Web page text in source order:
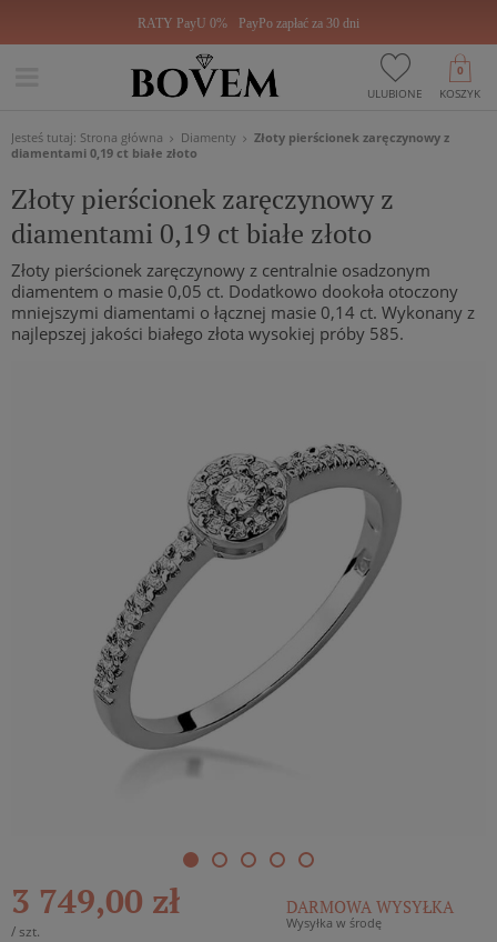
RATY PayU 0% PayPo zapłać za 30 dni
ULUBIONE KOSZYK
0
Jesteś tutaj: Strona główna Diamenty
Złoty pierścionek zaręczynowy z
diamentami 0,19 ct białe złoto
Złoty pierścionek zaręczynowy z
diamentami 0,19 ct białe złoto
Złoty pierścionek zaręczynowy z centralnie osadzonym
diamentem o masie 0,05 ct. Dodatkowo dookoła otoczony
mniejszymi diamentami o łącznej masie 0,14 ct. Wykonany z
najlepszej jakości białego złota wysokiej próby 585.
3 749,00 zł
/ szt.
DARMOWA WYSYŁKA
Wysyłka w środę